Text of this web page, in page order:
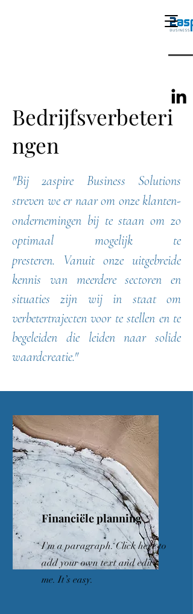
Bedrijfsverbeteri
ngen
"Bij 2aspire Business Solutions
streven we er naar om onze klanten-
ondernemingen bij te staan om zo
optimaal mogelijk te
presteren. Vanuit onze uitgebreide
kennis van meerdere sectoren en
situaties zijn wij in staat om
verbetertrajecten voor te stellen en te
begeleiden die leiden naar solide
waardcreatie."
Financiële planning
I'm a paragraph. Click here to
add your own text and edit
me. It’s easy.